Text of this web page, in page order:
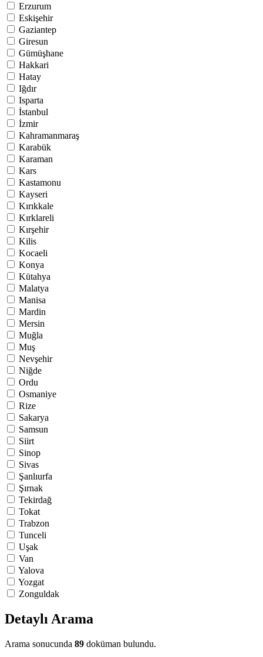
Erzurum
Eskişehir
Gaziantep
Giresun
Gümüşhane
Hakkari
Hatay
Iğdır
Isparta
İstanbul
İzmir
Kahramanmaraş
Karabük
Karaman
Kars
Kastamonu
Kayseri
Kırıkkale
Kırklareli
Kırşehir
Kilis
Kocaeli
Konya
Kütahya
Malatya
Manisa
Mardin
Mersin
Muğla
Muş
Nevşehir
Niğde
Ordu
Osmaniye
Rize
Sakarya
Samsun
Siirt
Sinop
Sivas
Şanlıurfa
Şırnak
Tekirdağ
Tokat
Trabzon
Tunceli
Uşak
Van
Yalova
Yozgat
Zonguldak
Detaylı Arama
Arama sonucunda 89 doküman bulundu.